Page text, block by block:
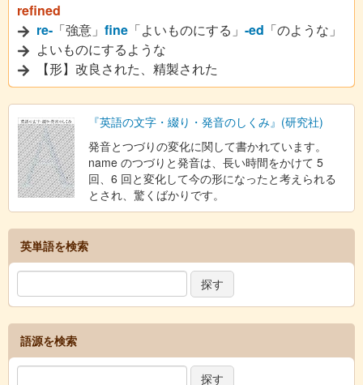
refined
re- 「強意」 fine 「よいものにする」 -ed 「のような」
よいものにするような
【形】改良された、精製された
『英語の文字・綴り・発音のしくみ』(研究社)
発音とつづりの変化に関して書かれています。
name のつづりと発音は、長い時間をかけて 5
回、6 回と変化して今の形になったと考えられる
とされ、驚くばかりです。
英単語を検索
語源を検索